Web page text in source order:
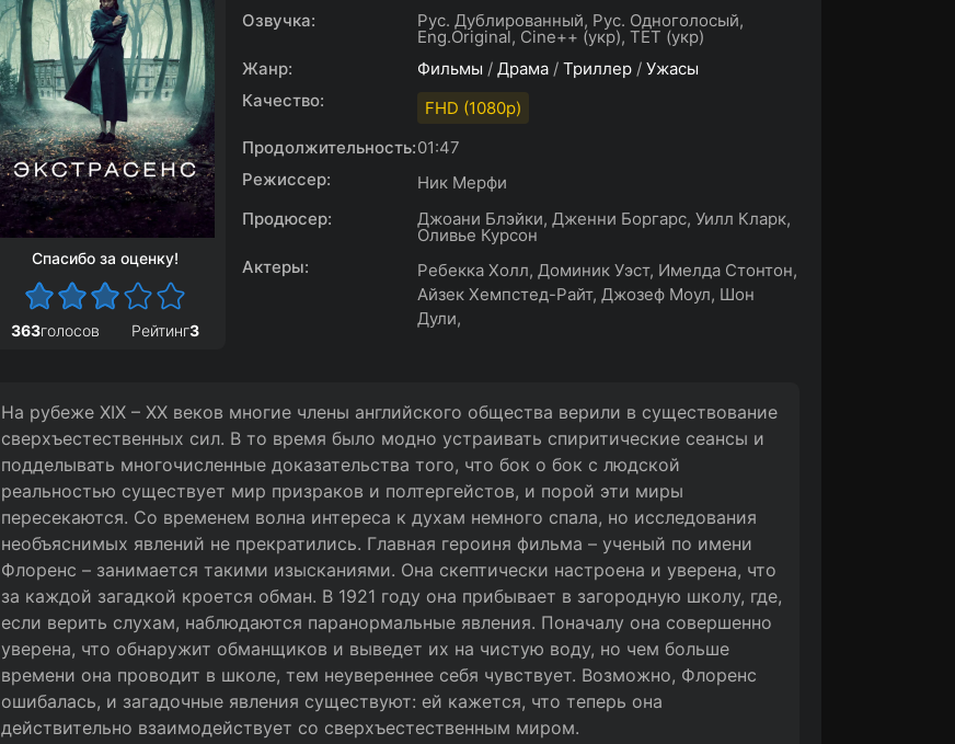
Спасибо за оценку!
363голосов Рейтинг3
Озвучка:
Рус. Дублированный, Рус. Одноголосый,
Eng.Original, Cine++ (укр), ТЕТ (укр)
Жанр:
Фильмы / Драма / Триллер / Ужасы
Качество:
FHD (1080p)
Продолжительность:01:47
Режиссер:
Ник Мерфи
Продюсер:
Джоани Блэйки, Дженни Боргарс, Уилл Кларк,
Оливье Курсон
Актеры:
Ребекка Холл, Доминик Уэст, Имелда Стонтон,
Айзек Хемпстед-Райт, Джозеф Моул, Шон
Дули,
На рубеже XIX – XX веков многие члены английского общества верили в существование
сверхъестественных сил. В то время было модно устраивать спиритические сеансы и
подделывать многочисленные доказательства того, что бок о бок с людской
реальностью существует мир призраков и полтергейстов, и порой эти миры
пересекаются. Со временем волна интереса к духам немного спала, но исследования
необъяснимых явлений не прекратились. Главная героиня фильма – ученый по имени
Флоренс – занимается такими изысканиями. Она скептически настроена и уверена, что
за каждой загадкой кроется обман. В 1921 году она прибывает в загородную школу, где,
если верить слухам, наблюдаются паранормальные явления. Поначалу она совершенно
уверена, что обнаружит обманщиков и выведет их на чистую воду, но чем больше
времени она проводит в школе, тем неувереннее себя чувствует. Возможно, Флоренс
ошибалась, и загадочные явления существуют: ей кажется, что теперь она
действительно взаимодействует со сверхъестественным миром.